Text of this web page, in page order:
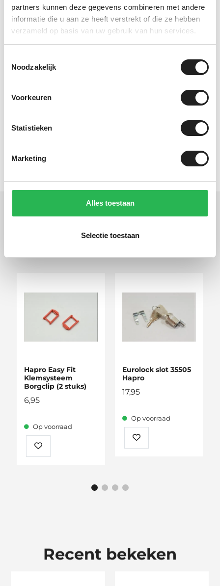
partners kunnen deze gegevens combineren met andere
informatie die u aan ze heeft verstrekt of die ze hebben
verzameld op basis van uw gebruik van hun services.
Noodzakelijk
Voorkeuren
Statistieken
Marketing
Alles toestaan
Selectie toestaan
Kunnen jullie controleren of dit de
juiste kitset is?
Ja. Stuur ons het automodel, bouwjaar en een
foto van het dak. Dan kijken we graag met je
producten
Hapro Easy Fit
Klemsysteem
Borgclip (2 stuks)
6,95
Op voorraad
Eurolock slot 35505
Hapro
17,95
Op voorraad
Recent bekeken